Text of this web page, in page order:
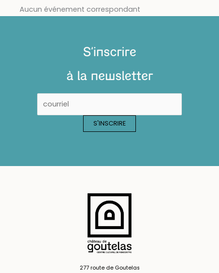
Aucun événement correspondant
S'inscrire
à la newsletter
277 route de Goutelas